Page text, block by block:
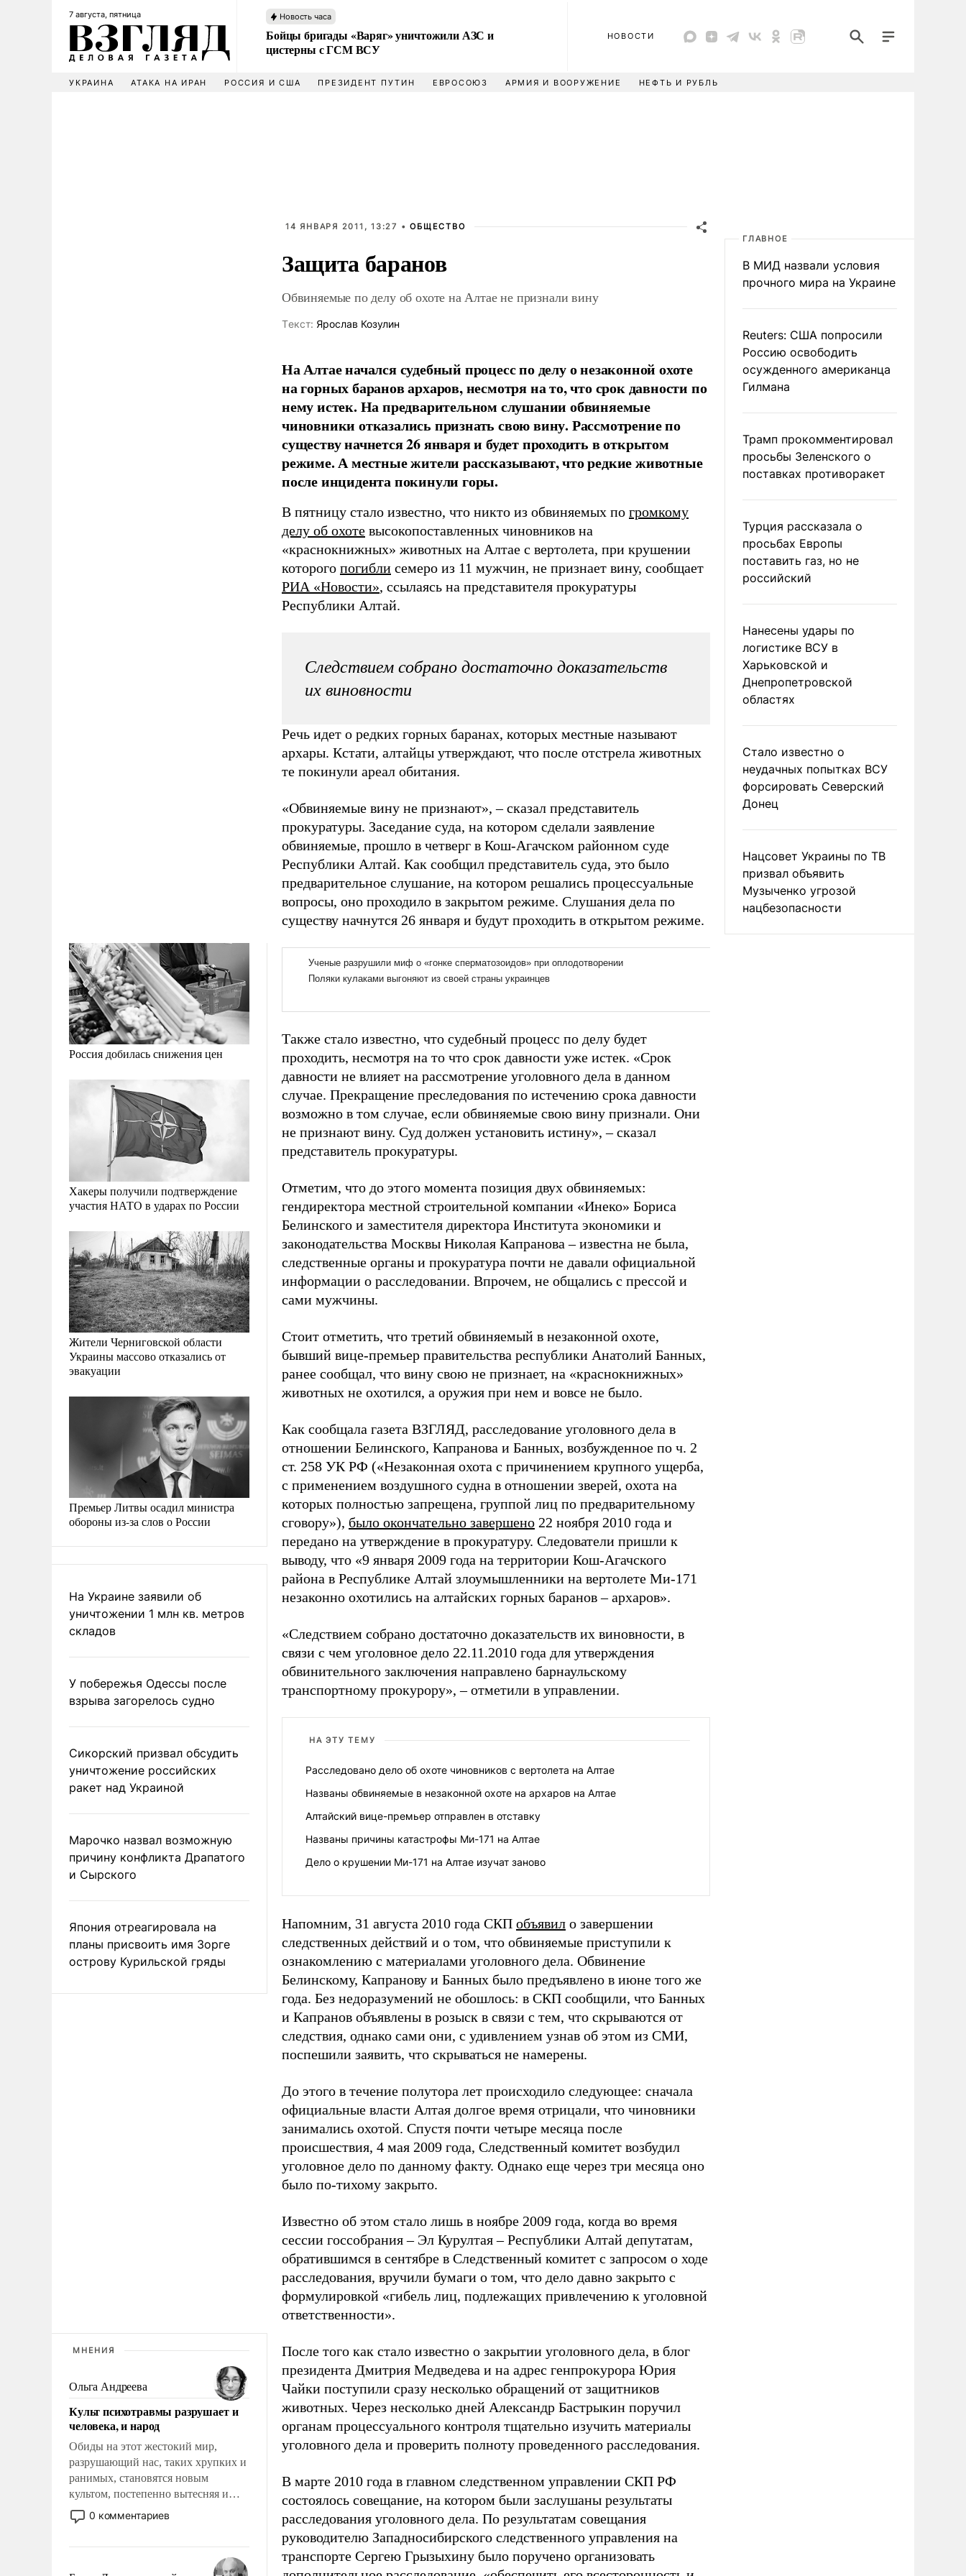
7 августа, пятница Новость часа
Бойцы бригады «Варяг» уничтожили АЗС и
цистерны с ГСМ ВСУ
НОВОСТИ
УКРАИНА АТАКА НА ИРАН РОССИЯ И США ПРЕЗИДЕНТ ПУТИН ЕВРОСОЮЗ АРМИЯ И ВООРУЖЕНИЕ НЕФТЬ И РУБЛЬ
Россия добилась снижения цен
Хакеры получили подтверждение
участия НАТО в ударах по России
Жители Черниговской области
Украины массово отказались от
эвакуации
Премьер Литвы осадил министра
обороны из-за слов о России
На Украине заявили об
уничтожении 1 млн кв. метров
складов
У побережья Одессы после
взрыва загорелось судно
Сикорский призвал обсудить
уничтожение российских
ракет над Украиной
Марочко назвал возможную
причину конфликта Драпатого
и Сырского
Япония отреагировала на
планы присвоить имя Зорге
острову Курильской гряды
МНЕНИЯ
Ольга Андреева
Культ психотравмы разрушает и
человека, и народ
Обиды на этот жестокий мир,
разрушающий нас, таких хрупких и
ранимых, становятся новым
культом, постепенно вытесняя и
отменяя традиционное требование к
человеку – быть мужественным и
на себя ответственность, помогать
слабым, идти вперед и
0 комментариев
14 ЯНВАРЯ 2011, 13:27 •ОБЩЕСТВО
Защита баранов
Обвиняемые по делу об охоте на Алтае не признали вину
Tекст: Ярослав Козулин
На Алтае начался судебный процесс по делу о незаконной охоте
на горных баранов архаров, несмотря на то, что срок давности по
нему истек. На предварительном слушании обвиняемые
чиновники отказались признать свою вину. Рассмотрение по
существу начнется 26 января и будет проходить в открытом
режиме. А местные жители рассказывают, что редкие животные
после инцидента покинули горы.
В пятницу стало известно, что никто из обвиняемых по громкому
делу об охоте высокопоставленных чиновников на
«краснокнижных» животных на Алтае с вертолета, при крушении
которого погибли семеро из 11 мужчин, не признает вину, сообщает
РИА «Новости», ссылаясь на представителя прокуратуры
Республики Алтай.
Следствием собрано достаточно доказательств
их виновности
Речь идет о редких горных баранах, которых местные называют
архары. Кстати, алтайцы утверждают, что после отстрела животных
те покинули ареал обитания.
«Обвиняемые вину не признают», – сказал представитель
прокуратуры. Заседание суда, на котором сделали заявление
обвиняемые, прошло в четверг в Кош-Агачском районном суде
Республики Алтай. Как сообщил представитель суда, это было
предварительное слушание, на котором решались процессуальные
вопросы, оно проходило в закрытом режиме. Слушания дела по
существу начнутся 26 января и будут проходить в открытом режиме.
Также стало известно, что судебный процесс по делу будет
проходить, несмотря на то что срок давности уже истек. «Срок
давности не влияет на рассмотрение уголовного дела в данном
случае. Прекращение преследования по истечению срока давности
возможно в том случае, если обвиняемые свою вину признали. Они
не признают вину. Суд должен установить истину», – сказал
представитель прокуратуры.
Отметим, что до этого момента позиция двух обвиняемых:
гендиректора местной строительной компании «Инеко» Бориса
Белинского и заместителя директора Института экономики и
законодательства Москвы Николая Капранова – известна не была,
следственные органы и прокуратура почти не давали официальной
информации о расследовании. Впрочем, не общались с прессой и
сами мужчины.
Стоит отметить, что третий обвиняемый в незаконной охоте,
бывший вице-премьер правительства республики Анатолий Банных,
ранее сообщал, что вину свою не признает, на «краснокнижных»
животных не охотился, а оружия при нем и вовсе не было.
Как сообщала газета ВЗГЛЯД, расследование уголовного дела в
отношении Белинского, Капранова и Банных, возбужденное по ч. 2
ст. 258 УК РФ («Незаконная охота с причинением крупного ущерба,
с применением воздушного судна в отношении зверей, охота на
которых полностью запрещена, группой лиц по предварительному
сговору»), было окончательно завершено 22 ноября 2010 года и
передано на утверждение в прокуратуру. Следователи пришли к
выводу, что «9 января 2009 года на территории Кош-Агачского
района в Республике Алтай злоумышленники на вертолете Ми-171
незаконно охотились на алтайских горных баранов – архаров».
«Следствием собрано достаточно доказательств их виновности, в
связи с чем уголовное дело 22.11.2010 года для утверждения
обвинительного заключения направлено барнаульскому
транспортному прокурору», – отметили в управлении.
НА ЭТУ ТЕМУ
Расследовано дело об охоте чиновников с вертолета на Алтае
Названы обвиняемые в незаконной охоте на архаров на Алтае
Алтайский вице-премьер отправлен в отставку
Названы причины катастрофы Ми-171 на Алтае
Дело о крушении Ми-171 на Алтае изучат заново
Напомним, 31 августа 2010 года СКП объявил о завершении
следственных действий и о том, что обвиняемые приступили к
ознакомлению с материалами уголовного дела. Обвинение
Белинскому, Капранову и Банных было предъявлено в июне того же
года. Без недоразумений не обошлось: в СКП сообщили, что Банных
и Капранов объявлены в розыск в связи с тем, что скрываются от
следствия, однако сами они, с удивлением узнав об этом из СМИ,
поспешили заявить, что скрываться не намерены.
До этого в течение полутора лет происходило следующее: сначала
официальные власти Алтая долгое время отрицали, что чиновники
занимались охотой. Спустя почти четыре месяца после
происшествия, 4 мая 2009 года, Следственный комитет возбудил
уголовное дело по данному факту. Однако еще через три месяца оно
было по-тихому закрыто.
Известно об этом стало лишь в ноябре 2009 года, когда во время
сессии госсобрания – Эл Курултая – Республики Алтай депутатам,
обратившимся в сентябре в Следственный комитет с запросом о ходе
расследования, вручили бумаги о том, что дело давно закрыто с
формулировкой «гибель лиц, подлежащих привлечению к уголовной
ответственности».
После того как стало известно о закрытии уголовного дела, в блог
президента Дмитрия Медведева и на адрес генпрокурора Юрия
Чайки поступили сразу несколько обращений от защитников
животных. Через несколько дней Александр Бастрыкин поручил
органам процессуального контроля тщательно изучить материалы
уголовного дела и проверить полноту проведенного расследования.
В марте 2010 года в главном следственном управлении СКП РФ
состоялось совещание, на котором были заслушаны результаты
расследования уголовного дела. По результатам совещания
руководителю Западносибирского следственного управления на
транспорте Сергею Грызыхину было поручено организовать
ГЛАВНОЕ
В МИД назвали условия
прочного мира на Украине
Reuters: США попросили
Россию освободить
осужденного американца
Гилмана
Трамп прокомментировал
просьбы Зеленского о
поставках противоракет
Турция рассказала о
просьбах Европы
поставить газ, но не
российский
Нанесены удары по
логистике ВСУ в
Харьковской и
Днепропетровской
областях
Стало известно о
неудачных попытках ВСУ
форсировать Северский
Донец
Нацсовет Украины по ТВ
призвал объявить
Музыченко угрозой
нацбезопасности